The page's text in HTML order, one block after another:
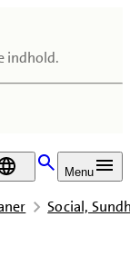
indhold.
DA
Menu
Social,